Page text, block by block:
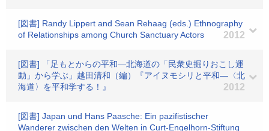
[図書] Randy Lippert and Sean Rehaag (eds.) Ethnography
of Relationships among Church Sanctuary Actors
2012
[図書] 「足もとからの平和―北海道の「民衆史掘りおこし運
動」から学ぶ」越田清和（編）『アイヌモシリと平和―〈北
海道〉を平和学する！』
2012
[図書] Japan und Hans Paasche: Ein pazifistischer
Wanderer zwischen den Welten in Curt-Engelhorn-Stiftung